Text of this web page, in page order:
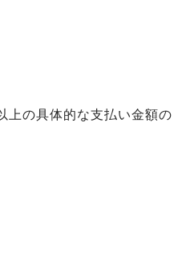
上の具体的な支払い金額の